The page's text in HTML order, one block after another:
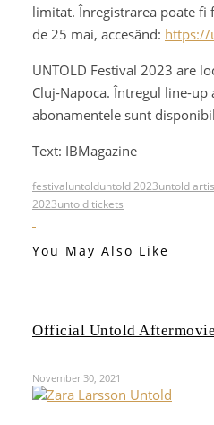
limitat. Înregistrarea poate fi
de 25 mai, accesând: https://
UNTOLD Festival 2023 are
Cluj-Napoca. Întregul line-up
abonamentele sunt
Text: IBMagazine
festivaluntolduntold 2023untold
2023untold tickets
You May Also Like
Official Untold
November 30, 2021